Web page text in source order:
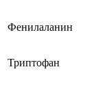
Фенилаланин
Триптофан